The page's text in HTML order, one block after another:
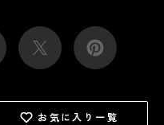
お気に入り一覧